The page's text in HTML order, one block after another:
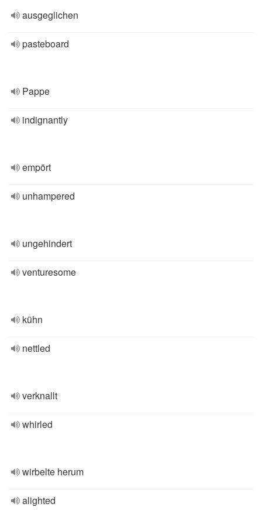
ausgeglichen
pasteboard
Pappe
indignantly
empört
unhampered
ungehindert
venturesome
kühn
nettled
verknallt
whirled
wirbelte herum
alighted